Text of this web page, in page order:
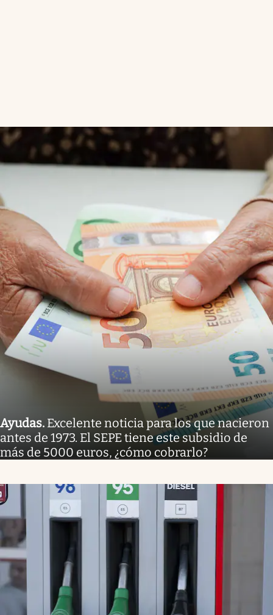
Ayudas. Excelente noticia para los que nacieron
antes de 1973. El SEPE tiene este subsidio de
más de 5000 euros, ¿cómo cobrarlo?